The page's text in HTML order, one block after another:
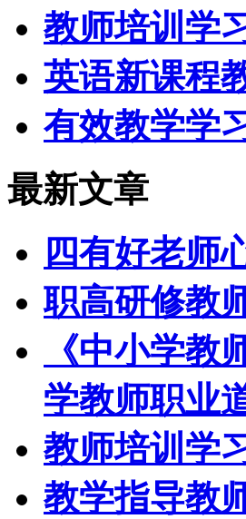
教师培训学
英语新课程
有效教学学
最新文章
四有好老师
职高研修教
《中小学
学教师职业
教师培训学
教学指导教